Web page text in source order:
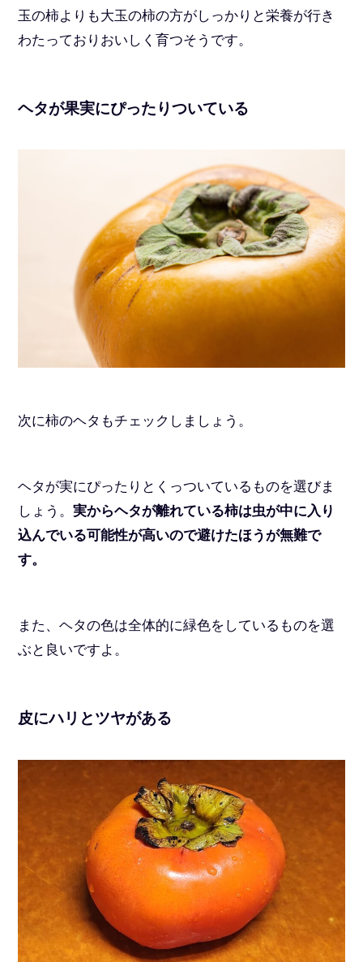
玉の柿よりも大玉の柿の方がしっかりと栄養が行き
わたっておりおいしく育つそうです。
ヘタが果実にぴったりついている
次に柿のヘタもチェックしましょう。
ヘタが実にぴったりとくっついているものを選びま
しょう。実からヘタが離れている柿は虫が中に入り
込んでいる可能性が高いので避けたほうが無難で
す。
また、ヘタの色は全体的に緑色をしているものを選
ぶと良いですよ。
皮にハリとツヤがある